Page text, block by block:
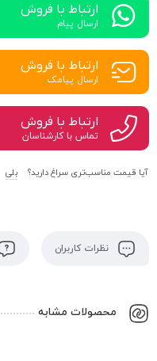
ارتباط با فروش
ارسال پیام
ارتباط با فروش
ارسال پیامک
ارتباط با فروش
تماس با کارشناسان
آیا قیمت مناسب‌تری سراغ دارید؟ بلی
نظرات کاربران
محصولات مشابه